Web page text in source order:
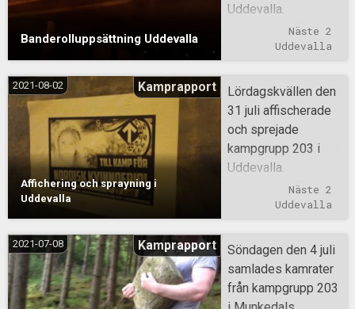
Banderolluppsättning Uddevalla
Uddevalla.
Aktiviteten utfördes
av medlemmar från
medlemsgrupp 3.
Näste 2
Uddevalla
Affichering och sprayning i
Uddevalla
2021-08-02 Kamprapport
Lördagskvällen den
31 juli affischerade
och sprejade
kampgrupp 203 i
Uddevalla.
Hundratals affischer
sattes upp kring de
delarna.
Näste 2
Uddevalla
2021-07-08 Kamprapport
Söndagen den 4 juli
samlades kamrater
från kampgrupp 203